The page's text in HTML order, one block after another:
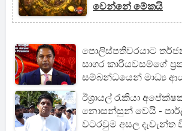
වෙන්නේ මේකයි
පොලිස්පතිවරයාට
සාගර කාරියවසම්ගේ
සම්බන්ධයෙන් මාධ්‍ය
නියෝගයක්
ඊශ්‍රායල් රැකියා
නොසන්සුන් වෙයි -
වටරවුම අසල දැවැන්ත